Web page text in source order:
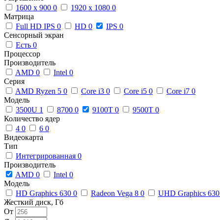
1600 x 900 0 1920 x 1080 0
Матрица
Full HD IPS 0 HD 0 IPS 0
Сенсорный экран
Есть 0
Процессор
Производитель
AMD 0 Intel 0
Серия
AMD Ryzen 5 0 Core i3 0 Core i5 0 Core i7 0
Модель
3500U 1 8700 0 9100T 0 9500T 0
Количество ядер
4 0 6 0
Видеокарта
Тип
Интегрированная 0
Производитель
AMD 0 Intel 0
Модель
HD Graphics 630 0 Radeon Vega 8 0
UHD Graphics
Жесткий диск, Гб
От